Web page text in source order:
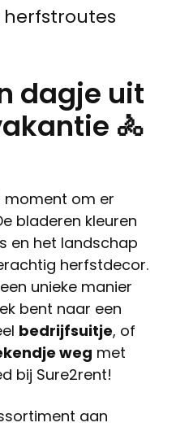
dagje uit
🚴
moment om er
bladeren kleuren
en het landschap
herfstdecor.
unieke manier
bent naar een
bedrijfsuitje, of
weg met
bij Sure2rent!
aan